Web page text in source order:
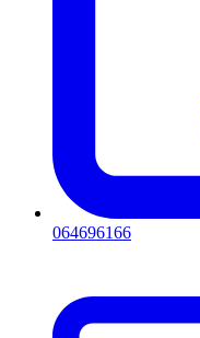
064696166